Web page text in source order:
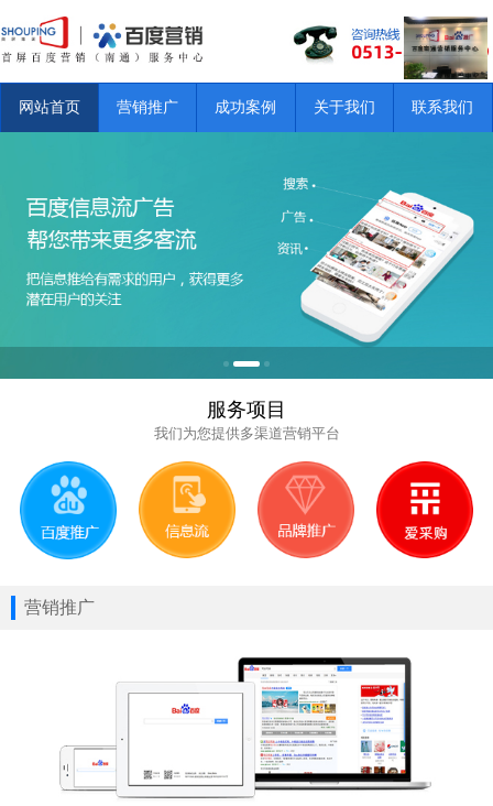
网站首页 营销推广 成功案例 关于我们 联系我们
服务项目
我们为您提供多渠道营销平台
营销推广